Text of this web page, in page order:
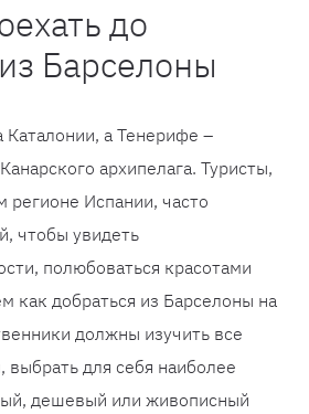
до
Барселоны
Каталонии, а Тенерифе –
архипелага. Туристы,
Испании, часто
чтобы увидеть
полюбоваться красотами
как добраться из Барселоны на
должны изучить все
для себя наиболее
дешевый или живописный